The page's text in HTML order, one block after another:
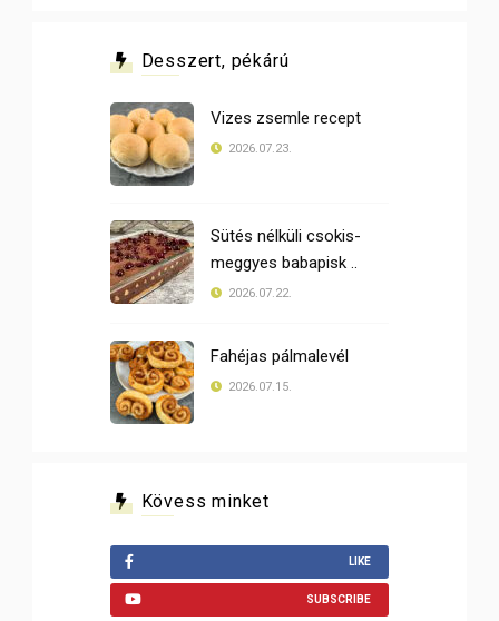
Desszert, pékárú
Vizes zsemle recept
2026.07.23.
Sütés nélküli csokis-
meggyes babapisk ..
2026.07.22.
Fahéjas pálmalevél
2026.07.15.
Kövess minket
LIKE
SUBSCRIBE